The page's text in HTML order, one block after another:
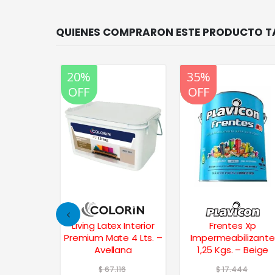
20%
OFF
Living Latex Interior
Premium Mate 4 Lts. –
Avellana
$67.116
20%
OFF
35%
OFF
Frentes Xp
Impermeabilizante
1,25 Kgs. – Beige
$17.444